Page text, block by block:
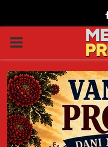
PRIMARY
MENU